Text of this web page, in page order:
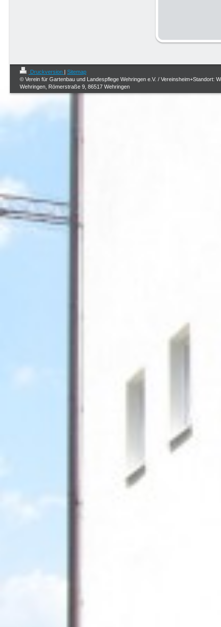
Druckversion | Sitemap
© Verein für Gartenbau und Landespflege Wehringen e.V. / Vereinsheim+Standort:
Wehringen, Römerstraße 9, 86517 Wehringen